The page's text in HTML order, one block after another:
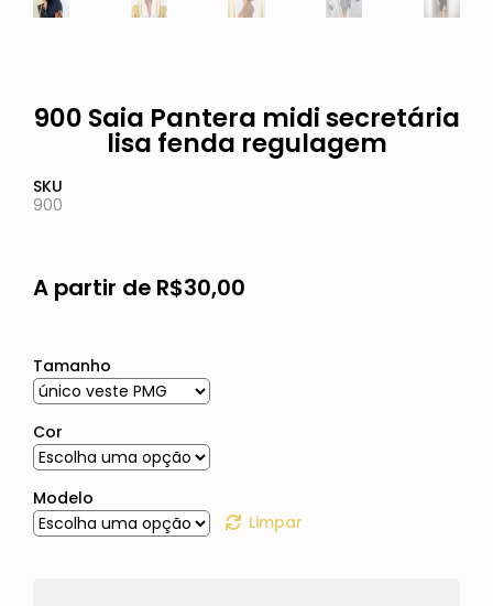
900 Saia Pantera midi secretária
lisa fenda regulagem
SKU
900
A partir de R$30,00
Tamanho
Cor
Modelo
Limpar